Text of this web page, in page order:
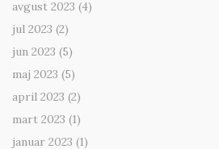
avgust 2023 (4)
jul 2023 (2)
jun 2023 (5)
maj 2023 (5)
april 2023 (2)
mart 2023 (1)
januar 2023 (1)